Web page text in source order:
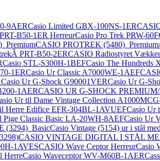
9AERCasio Limited GBX-100NS-1ER
B50-1ER HerreurCasio Pro Trek PRW-
CASIO PROTREK
PRT-B50-2ERCASIO Radiostyret
Casio STL-S300H-1BEFCasio The Hundreds
1ERCasio Ur Classic A7000WE-1AEF
Casio Ur G-Shock G90001VERCasio Ur G-
1AERCASIO UR G-SHOCK
Ur til Dame Vintage Collection
Herre Edifice EFR-304BL-1AVUEFCasio Ur
Pige Classic Basic LA-20WH-8AEFCasio Ur
(3294)_BasicCasio Vintage (5154) ur i stål
CASIO VINTAGE DIGITAL I STÅL
1AVESCASIO Wave Ceptor HerreurCasio
HerreCasio Waveceptor WV-M60B-1AER